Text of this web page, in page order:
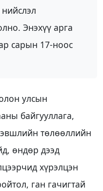
Энэхүү арга
сарын 17-ноос
улсын
байгууллага,
төлөөллийн
өндөр дээд
хүрэлцэн
ган гачигтай